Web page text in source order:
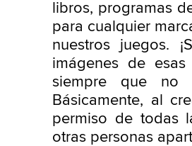
libros, programas
para cualquier
nuestros juegos.
imágenes de
siempre que no
Básicamente, al
permiso de todas
otras personas